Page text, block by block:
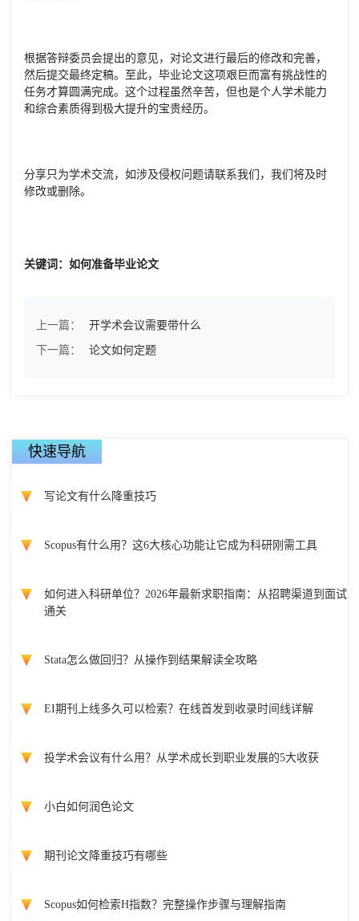
根据答辩委员会提出的意见，对论文进行最后的修改和完善，
然后提交最终定稿。至此，毕业论文这项艰巨而富有挑战性的
任务才算圆满完成。这个过程虽然辛苦，但也是个人学术能力
和综合素质得到极大提升的宝贵经历。
分享只为学术交流，如涉及侵权问题请联系我们，我们将及时
修改或删除。
关键词：如何准备毕业论文
上一篇：
开学术会议需要带什么
下一篇：
论文如何定题
快速导航
写论文有什么降重技巧
Scopus有什么用？这6大核心功能让它成为科研刚需工具
如何进入科研单位？2026年最新求职指南：从招聘渠道到面试
通关
Stata怎么做回归？从操作到结果解读全攻略
EI期刊上线多久可以检索？在线首发到收录时间线详解
投学术会议有什么用？从学术成长到职业发展的5大收获
小白如何润色论文
期刊论文降重技巧有哪些
Scopus如何检索H指数？完整操作步骤与理解指南